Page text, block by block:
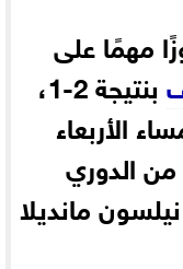
مهمًا على
بنتيجة 2-1،
الأربعاء
منافسات الجولة الـ24 من الدوري
مانديلا